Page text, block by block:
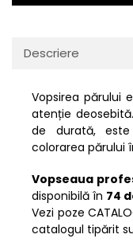
Descriere
Vopsirea părului
atenție
de durată,
colorarea părului
Vopseaua
disponibilă în 74
Vezi poze
catalogul tipărit